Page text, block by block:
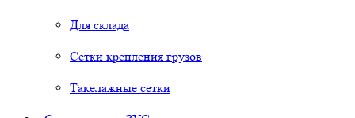
Для склада
Сетки крепления грузов
Такелажные сетки